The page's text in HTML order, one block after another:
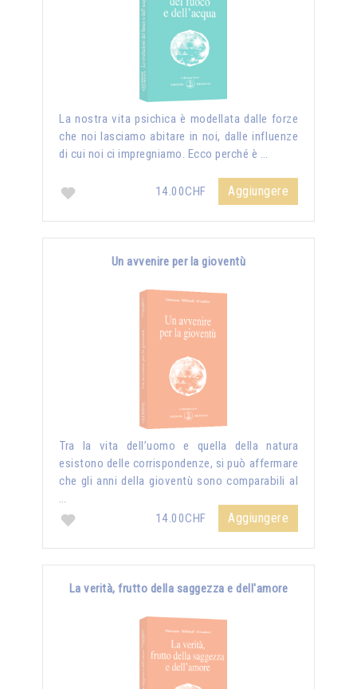
La nostra vita psichica è modellata dalle forze
che noi lasciamo abitare in noi, dalle influenze
di cui noi ci impregniamo. Ecco perché è …
14.00CHF Aggiungere
Un avvenire per la gioventù
Tra la vita dell’uomo e quella della natura
esistono delle corrispondenze, si può affermare
che gli anni della gioventù sono comparabili al
…
14.00CHF
Aggiungere
La verità, frutto della saggezza e dell'amore